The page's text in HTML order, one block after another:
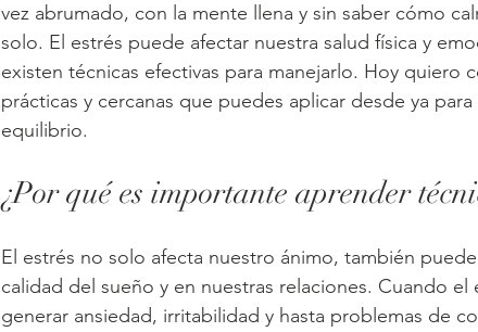
vez abrumado, con la mente llena y sin saber cómo
solo. El estrés puede afectar nuestra salud física y
existen técnicas efectivas para manejarlo. Hoy quiero
prácticas y cercanas que puedes aplicar desde ya
equilibrio.
¿Por qué es importante aprender
El estrés no solo afecta nuestro ánimo, también
calidad del sueño y en nuestras relaciones. Cuando
generar ansiedad, irritabilidad y hasta problemas de